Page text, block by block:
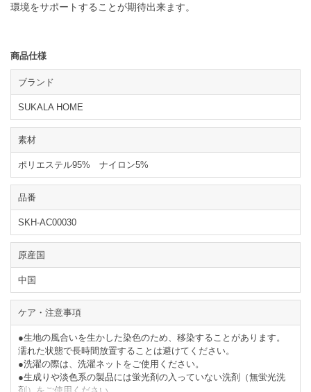
環境をサポートすることが期待出来ます。
商品仕様
ブランド
SUKALA HOME
素材
ポリエステル95% ナイロン5%
品番
SKH-AC00030
原産国
中国
ケア・注意事項
●生地の風合いを生かした染色のため、移染することがあります。
濡れた状態で長時間放置することは避けてください。
●洗濯の際は、洗濯ネットをご使用ください。
●生成りや淡色系の製品には蛍光剤の入っていない洗剤（無蛍光洗